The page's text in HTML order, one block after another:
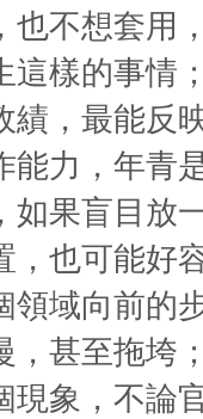
也不想套用
這樣的事情
績，最能反
能力， 年青
如果盲目放
，也可能好
領域向前的
，甚至拖垮
現象，不論